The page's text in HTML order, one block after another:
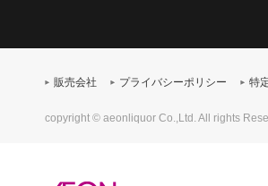
販売会社 プライバシーポリシー 特
copyright © aeonliquor Co.,Ltd. All rights